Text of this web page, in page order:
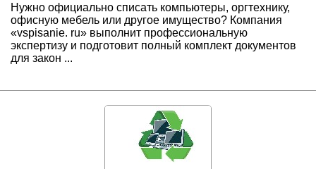
Нужно официально списать компьютеры, оргтехнику,
офисную мебель или другое имущество? Компания
«vspisanie. ru» выполнит профессиональную
экспертизу и подготовит полный комплект документов
для закон ...